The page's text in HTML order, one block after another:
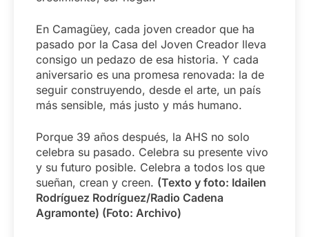
En Camagüey, cada joven creador que ha
pasado por la Casa del Joven Creador lleva
consigo un pedazo de esa historia. Y cada
aniversario es una promesa renovada: la de
seguir construyendo, desde el arte, un país
más sensible, más justo y más humano.
Porque 39 años después, la AHS no solo
celebra su pasado. Celebra su presente vivo
y su futuro posible. Celebra a todos los que
sueñan, crean y creen. (Texto y foto: Idailen
Rodríguez Rodríguez/Radio Cadena
Agramonte) (Foto: Archivo)